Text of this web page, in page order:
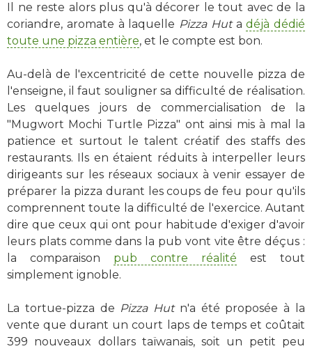
Il ne reste alors plus qu'à décorer le tout avec de la
coriandre, aromate à laquelle Pizza Hutadéjà dédié
toute une pizza entière, et le compte est bon.
Au-delà de l'excentricité de cette nouvelle pizza de
l'enseigne, il faut souligner sa difficulté de réalisation.
Les quelques jours de commercialisation de la
"Mugwort Mochi Turtle Pizza" ont ainsi mis à mal la
patience et surtout le talent créatif des staffs des
restaurants. Ils en étaient réduits à interpeller leurs
dirigeants sur les réseaux sociaux à venir essayer de
préparer la pizza durant les coups de feu pour qu'ils
comprennent toute la difficulté de l'exercice. Autant
dire que ceux qui ont pour habitude d'exiger d'avoir
leurs plats comme dans la pub vont vite être déçus :
la comparaison pub contre réalité est tout
simplement ignoble.
La tortue-pizza de Pizza Hutn'a été proposée à la
vente que durant un court laps de temps et coûtait
399 nouveaux dollars taïwanais, soit un petit peu